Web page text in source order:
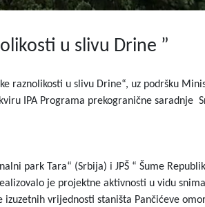
u slivu Drine ”
raznolikosti u slivu Drine“, uz podršku
IPA Programa prekogranične saradnje
park Tara“ (Srbija) i JPŠ “ Šume
je projektne aktivnosti u vidu
izuzetnih vrijednosti staništa Pančićeve